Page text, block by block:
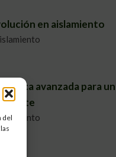
del
en aislamiento
avanzada para un